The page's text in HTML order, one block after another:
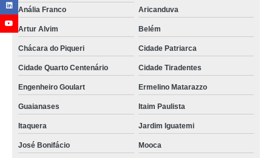
Anália Franco
Aricanduva
Artur Alvim Belém
Chácara do Piqueri Cidade Patriarca
Cidade Quarto Centenário Cidade Tiradentes
Engenheiro Goulart Ermelino Matarazzo
Guaianases Itaim Paulista
Itaquera Jardim Iguatemi
José Bonifácio Mooca